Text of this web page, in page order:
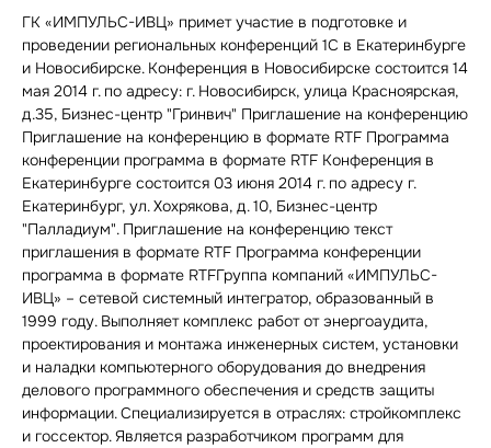
ГК «ИМПУЛЬС-ИВЦ» примет участие в подготовке и
проведении региональных конференций 1С в Екатеринбурге
и Новосибирске. Конференция в Новосибирске состоится 14
мая 2014 г. по адресу: г. Новосибирск, улица Красноярская,
д.35, Бизнес-центр "Гринвич" Приглашение на конференцию
Приглашение на конференцию в формате RTF Программа
конференции программа в формате RTF Конференция в
Екатеринбурге состоится 03 июня 2014 г. по адресу г.
Екатеринбург, ул. Хохрякова, д. 10, Бизнес-центр
"Палладиум". Приглашение на конференцию текст
приглашения в формате RTF Программа конференции
программа в формате RTFГруппа компаний «ИМПУЛЬС-
ИВЦ» – сетевой системный интегратор, образованный в
1999 году. Выполняет комплекс работ от энергоаудита,
проектирования и монтажа инженерных систем, установки
и наладки компьютерного оборудования до внедрения
делового программного обеспечения и средств защиты
информации. Специализируется в отраслях: стройкомплекс
и госсектор. Является разработчиком программ для